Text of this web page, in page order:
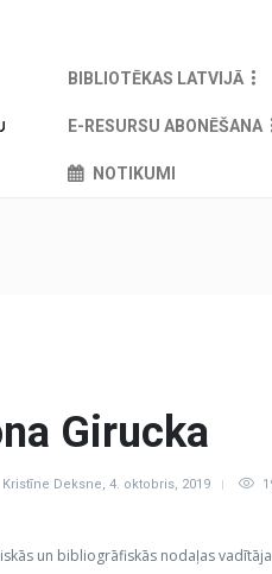
BIBLIOTĒKAS LATVIJĀ
E-RESURSU ABONĒŠANA
NOTIKUMI
Girucka
Kristīne Deksne, 4. oktobris, 2019
un bibliogrāfiskās nodaļas